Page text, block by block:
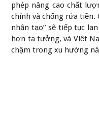
phép nâng cao chất
chính và chống rửa tiền.
nhân tạo” sẽ tiếp tục
hơn ta tưởng, và Việt
chậm trong xu hướng